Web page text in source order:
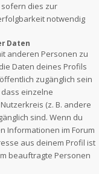
dies zur
notwendig
Daten
anderen Personen zu
Daten deines Profils
zugänglich sein
einzelne
(z. B. andere
sind. Wenn du
Informationen im Forum
aus deinem Profil ist
beauftragte Personen